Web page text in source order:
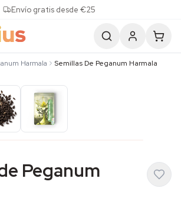
Envío gratis desde €25
Harmala Semillas De Peganum Harmala
Peganum